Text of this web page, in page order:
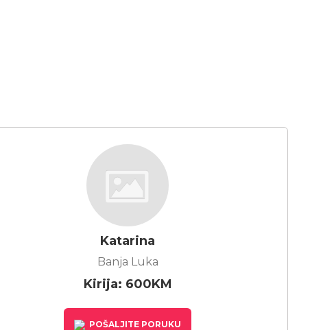
Katarina
Banja Luka
Kirija: 600KM
POŠALJITE PORUKU